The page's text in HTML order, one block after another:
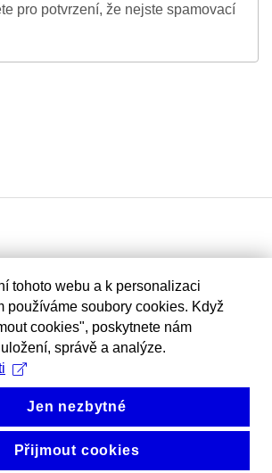
pro potvrzení, že nejste spamovací
tohoto webu a k personalizaci
používáme soubory cookies. Když
cookies", poskytnete nám
správě a analýze.
Jen nezbytné
Přijmout cookies